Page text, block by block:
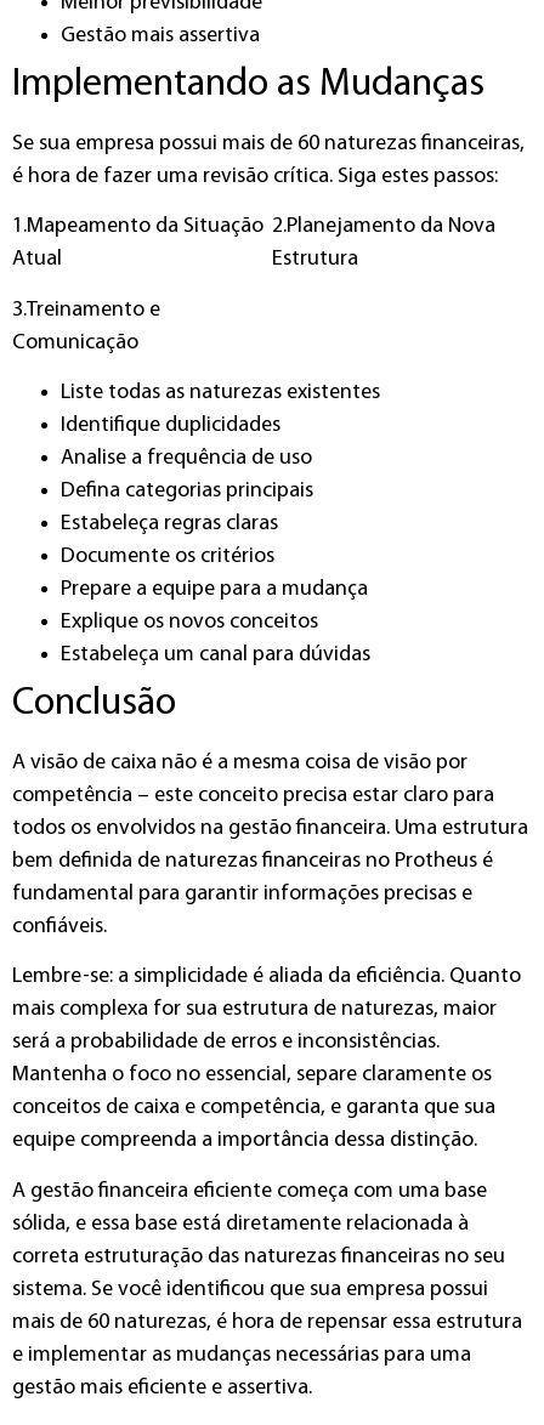
Gestão mais assertiva
Implementando as Mudanças
Se sua empresa possui mais de 60 naturezas financeiras,
é hora de fazer uma revisão crítica. Siga estes passos:
1.Mapeamento da Situação
Atual
2.Planejamento da Nova
Estrutura
3.Treinamento e
Comunicação
Liste todas as naturezas existentes
Identifique duplicidades
Analise a frequência de uso
Defina categorias principais
Estabeleça regras claras
Documente os critérios
Prepare a equipe para a mudança
Explique os novos conceitos
Estabeleça um canal para dúvidas
Conclusão
A visão de caixa não é a mesma coisa de visão por
competência – este conceito precisa estar claro para
todos os envolvidos na gestão financeira. Uma estrutura
bem definida de naturezas financeiras no Protheus é
fundamental para garantir informações precisas e
confiáveis.
Lembre-se: a simplicidade é aliada da eficiência. Quanto
mais complexa for sua estrutura de naturezas, maior
será a probabilidade de erros e inconsistências.
Mantenha o foco no essencial, separe claramente os
conceitos de caixa e competência, e garanta que sua
equipe compreenda a importância dessa distinção.
A gestão financeira eficiente começa com uma base
sólida, e essa base está diretamente relacionada à
correta estruturação das naturezas financeiras no seu
sistema. Se você identificou que sua empresa possui
mais de 60 naturezas, é hora de repensar essa estrutura
e implementar as mudanças necessárias para uma
gestão mais eficiente e assertiva.